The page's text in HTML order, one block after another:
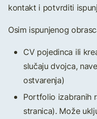
kontakt i potvrditi
Osim ispunjenog
CV pojedinca ili
slučaju dvojca,
ostvarenja)
Portfolio izabranih
stranica). Može